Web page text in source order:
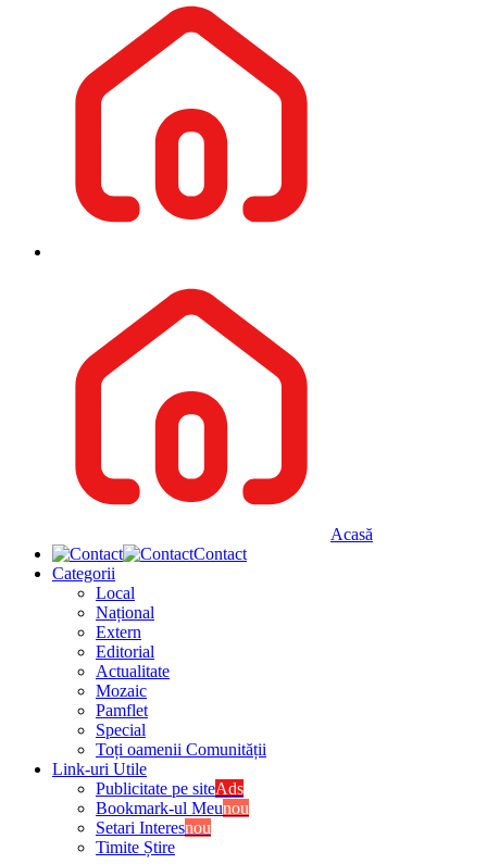
Acasă
Contact
Categorii
Local
Național
Extern
Editorial
Actualitate
Mozaic
Pamflet
Special
Toți oamenii Comunității
Link-uri Utile
Publicitate pe siteAds
Bookmark-ul Meunou
Setari Interesnou
Timite Știre